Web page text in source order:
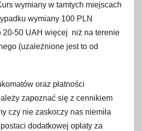
wymiany w tamtych miejscach
wymiany 100 PLN
20-50 UAH więcej niż na terenie
(uzależnione jest to od
oraz płatności
zapoznać się z cennikiem
czy nie zaskoczy nas niemiła
dodatkowej opłaty za